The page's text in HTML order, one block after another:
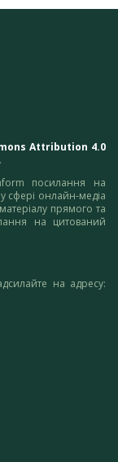
Attribution 4.0
посилання на
у сфері онлайн-медіа
прямого та
на цитований
на адресу: